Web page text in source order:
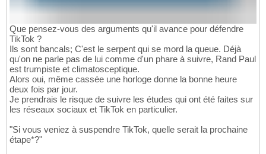
Que pensez-vous des arguments qu'il avance pour défendre
TikTok ?
Ils sont bancals; C'est le serpent qui se mord la queue. Déjà
qu'on ne parle pas de lui comme d'un phare à suivre, Rand Paul
est trumpiste et climatosceptique.
Alors oui, même cassée une horloge donne la bonne heure
deux fois par jour.
Je prendrais le risque de suivre les études qui ont été faites sur
les réseaux sociaux et TikTok en particulier.
"Si vous veniez à suspendre TikTok, quelle serait la prochaine
étape*?"